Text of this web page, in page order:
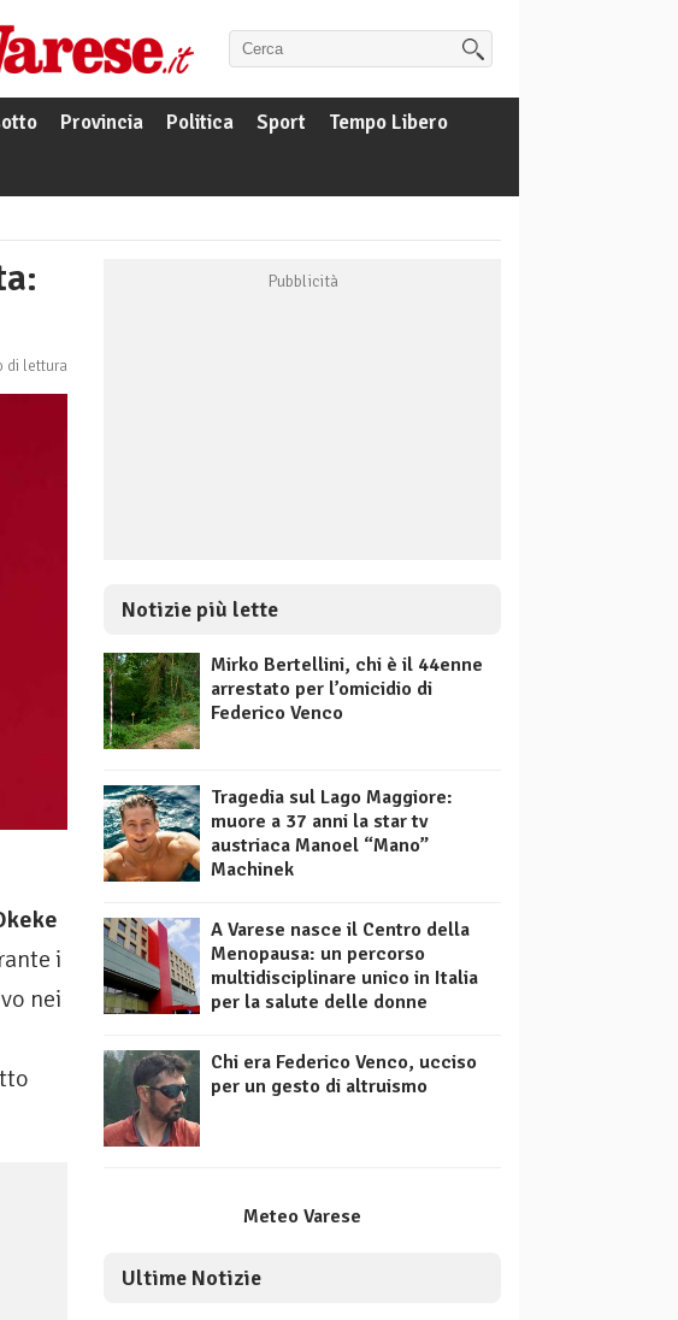
Provincia Politica Sport
Tempo Libero
di lettura
i
nei
Notizie più lette
Mirko Bertellini, chi è il 44enne
arrestato per l’omicidio di
Federico Venco
Tragedia sul Lago Maggiore:
muore a 37 anni la star tv
austriaca Manoel “Mano”
Machinek
A Varese nasce il Centro della
Menopausa: un percorso
multidisciplinare unico in Italia
per la salute delle donne
Chi era Federico Venco, ucciso
per un gesto di altruismo
Meteo Varese
Ultime Notizie